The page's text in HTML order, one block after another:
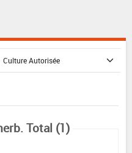
Total (1)